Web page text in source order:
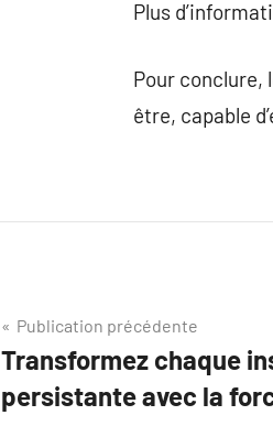
Plus
Pour conclure,
être, capable
Navigation
de
l’article
Publication précédente
Transformez chaque
persistante avec la